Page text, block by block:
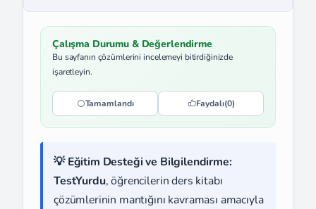
Çalışma Durumu & Değerlendirme
Bu sayfanın çözümlerini incelemeyi bitirdiğinizde
işaretleyin.
Tamamlandı Faydalı(0)
💡 Eğitim Desteği ve Bilgilendirme:
TestYurdu, öğrencilerin ders kitabı
çözümlerinin mantığını kavraması amacıyla